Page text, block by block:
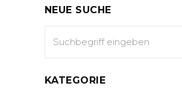
NEUE SUCHE
KATEGORIE